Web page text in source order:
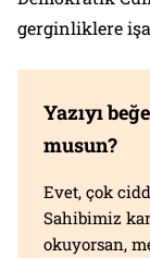
gerginliklere
Yazıyı
musun?
Evet, çok
Sahibimiz
okuyorsan,